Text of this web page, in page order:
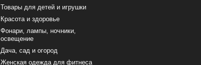
Товары для детей и игрушки
Красота и здоровье
Фонари, лампы, ночники,
освещение
Дача, сад и огород
Женская одежда для фитнеса